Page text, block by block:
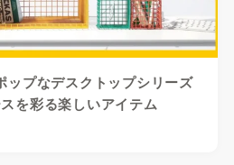
ップなデスクトップシリーズ
を彩る楽しいアイテム